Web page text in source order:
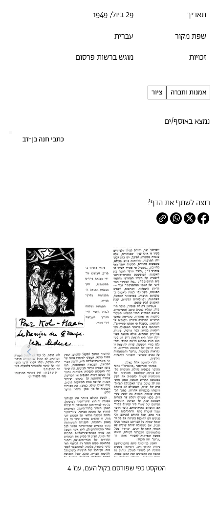
הטקסט כפי שפורסם בקול העם, עמ' 4
תאריך
29 ביולי, 1949
שפת מקור
עברית
זכויות
מוגש ברשות פרסום
אמנות וחברה ציור
נמצא באוסף/ים
כתבי חנה בן-דב
רוצה לשתף את הדף?